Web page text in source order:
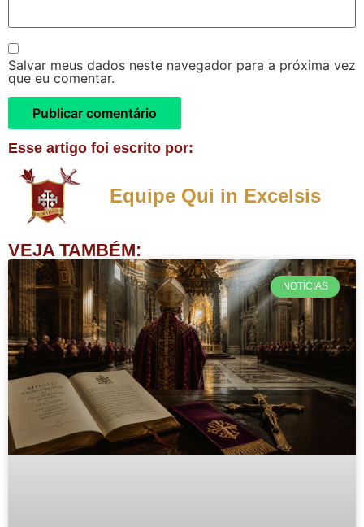
Salvar meus dados neste navegador para a próxima vez
que eu comentar.
Esse artigo foi escrito por:
Equipe Qui in Excelsis
VEJA TAMBÉM:
NOTÍCIAS